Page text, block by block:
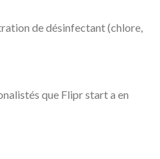
de désinfectant (chlore,
que Flipr start a en